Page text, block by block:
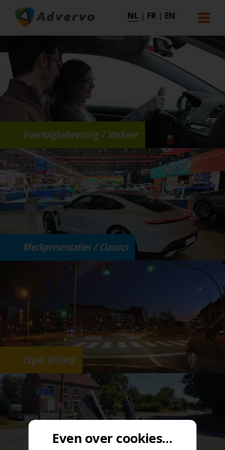
NL | FR | EN
Voertuigbeheersing / Verkeer
Merkpresentaties / Classics
Expat Driving
Even over cookies...